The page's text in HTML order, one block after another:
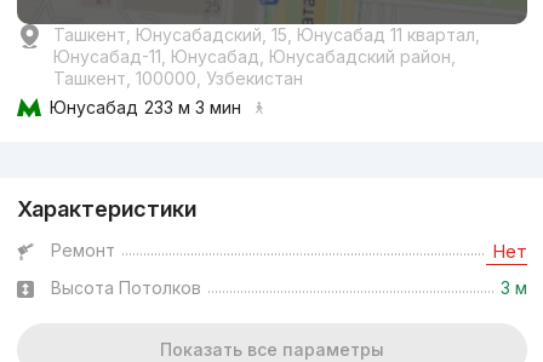
Ташкент, Юнусабадский, 15, Юнусабад 11 квартал,
Юнусабад-11, Юнусабад, Юнусабадский район,
Ташкент, 100000, Узбекистан
Юнусабад 233 м 3 мин
Характеристики
Ремонт Нет
Высота Потолков 3 м
Показать все параметры